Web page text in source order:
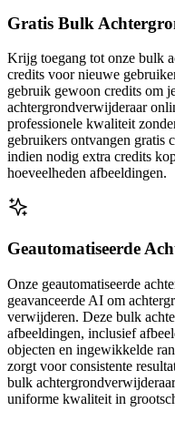
Gratis Bulk
Krijg toegang tot onze bulk
credits voor nieuwe
gebruik gewoon credits om
achtergrondverwijderaar
professionele kwaliteit
gebruikers ontvangen gratis
indien nodig extra credits
hoeveelheden afbeeldingen.
Geautomatiseerde
Onze geautomatiseerde
geavanceerde AI om
verwijderen. Deze bulk
afbeeldingen, inclusief
objecten en ingewikkelde
zorgt voor consistente
bulk
uniforme kwaliteit in